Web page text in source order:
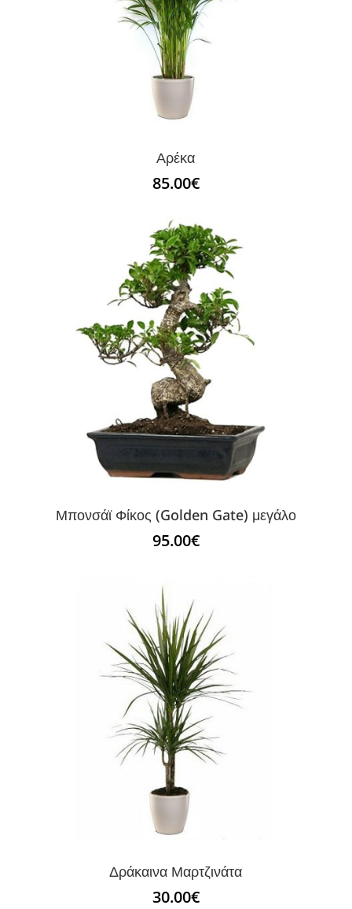
Αρέκα
85.00€
Μπονσάϊ Φίκος (Golden Gate) μεγάλο
95.00€
Δράκαινα Μαρτζινάτα
30.00€